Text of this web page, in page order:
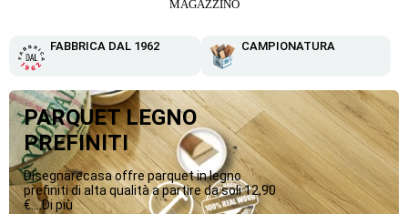
MAGAZZINO
FABBRICA DAL 1962 CAMPIONATURA
PARQUET LEGNO
PREFINITI
Disegnarecasa offre parquet in legno
prefiniti di alta qualità a partire da soli 12,90
€....Di più